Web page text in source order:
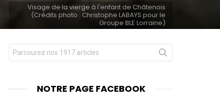
Visage de la vierge à l'enfant de Châtenois
(Crédits photo : Christophe LABAYS pour le
Groupe BLE Lorraine)
Chercher
pour
NOTRE PAGE FACEBOOK